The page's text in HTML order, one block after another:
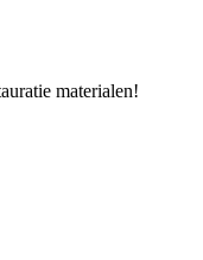
materialen!